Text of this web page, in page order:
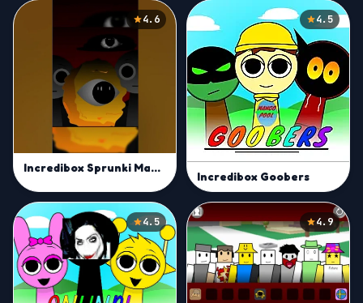
4.6
Incredibox Sprunki Max Design Pro
4.5
Incredibox Goobers
4.5 4.9